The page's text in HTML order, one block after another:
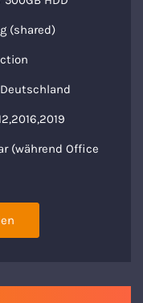
(shared)
(während Office